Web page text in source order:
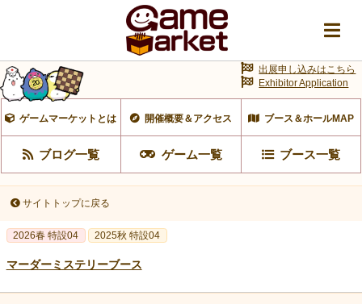
ゲームマーケットとは 開催概要＆アクセス ブース＆ホールMAP
ブログ一覧 ゲーム一覧 ブース一覧
出展申し込みはこちら
Exhibitor Application
サイトトップに戻る
2026春 特設04 2025秋 特設04
マーダーミステリーブース